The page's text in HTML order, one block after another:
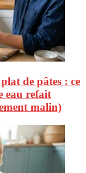
de pâtes : ce
eau refait
malin)